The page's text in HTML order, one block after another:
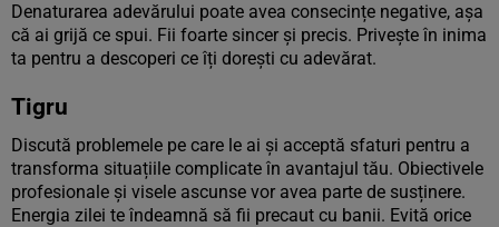
Denaturarea adevărului poate avea consecințe negative, așa
că ai grijă ce spui. Fii foarte sincer și precis. Privește în inima
ta pentru a descoperi ce îți dorești cu adevărat.
Tigru
Discută problemele pe care le ai și acceptă sfaturi pentru a
transforma situațiile complicate în avantajul tău. Obiectivele
profesionale și visele ascunse vor avea parte de susținere.
Energia zilei te îndeamnă să fii precaut cu banii. Evită orice